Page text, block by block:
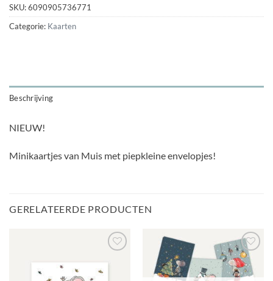
SKU:6090905736771
Categorie: Kaarten
Beschrijving
NIEUW!
Minikaartjes van Muis met piepkleine envelopjes!
GERELATEERDE PRODUCTEN
verlanglijst
Toevoegen
aan
verlanglijst